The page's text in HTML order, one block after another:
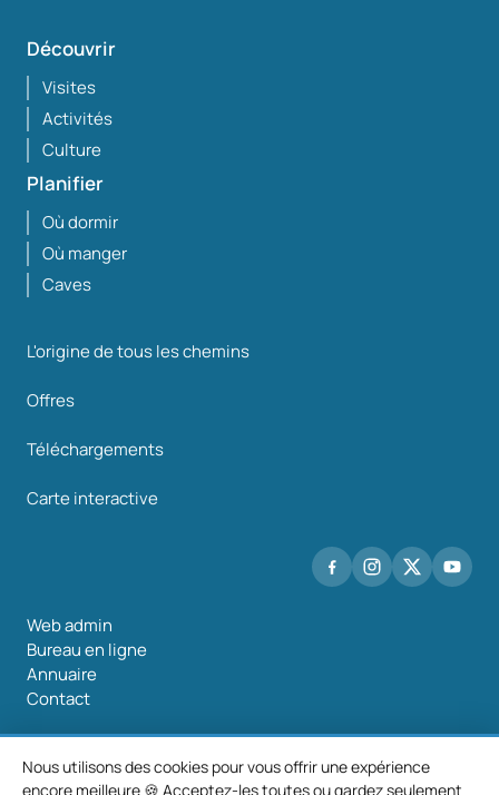
Découvrir
Visites
Activités
Culture
Planifier
Où dormir
Où manger
Caves
L'origine de tous les chemins
Offres
Téléchargements
Carte interactive
Web admin
Bureau en ligne
Annuaire
Contact
Nous utilisons des cookies pour vous offrir une expérience
encore meilleure 🍪 Acceptez-les toutes ou gardez seulement